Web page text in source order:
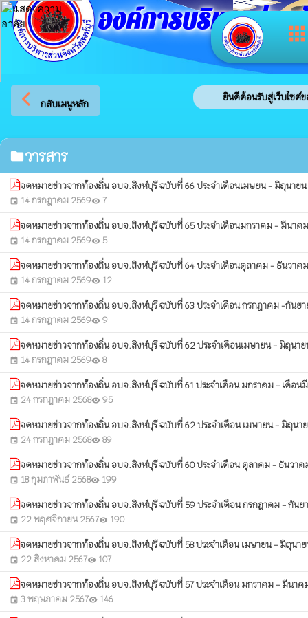
apps
องค์การบริหารส่วน
arrow_back_ios กลับเมนูหลัก
ยินดีต้อนรับสู่เว็บไซต์ข
folderวารสาร
จดหมายข่าวจากท้องถิ่น อบจ.สิงห์บุรี ฉบับที่ 66 ประจำเดือนเมษยน - มิถุนาย
event 14 กรกฎาคม 2569visibility 7
จดหมายข่าวจากท้องถิ่น อบจ.สิงห์บุรี ฉบับที่ 65 ประจำเดือนมกราคม - มีนาค
event 14 กรกฎาคม 2569visibility 5
จดหมายข่าวจากท้องถิ่น อบจ.สิงห์บุรี ฉบับที่ 64 ประจำเดือนตุลาคม - ธันวาค
event 14 กรกฎาคม 2569visibility 12
จดหมายข่าวจากท้องถิ่น อบจ.สิงห์บุรี ฉบับที่ 63 ประจำเดือน กรกฎาคม -กันยา
event 14 กรกฎาคม 2569visibility 9
จดหมายข่าวจากท้องถิ่น อบจ.สิงห์บุรี ฉบับที่ 62 ประจำเดือนเมษายน - มิถุนาย
event 14 กรกฎาคม 2569visibility 8
จดหมายข่าวจากท้องถิ่น อบจ.สิงห์บุรี ฉบับที่ 61 ประจำเดือน มกราคม - เดือน
event 24 กรกฎาคม 2568visibility 95
จดหมายข่าวจากท้องถิ่น อบจ.สิงห์บุรี ฉบับที่ 62 ประจำเดือน เมษายน - มิถุนา
event 24 กรกฎาคม 2568visibility 89
จดหมายข่าวจากท้องถิ่น อบจ.สิงห์บุรี ฉบับที่ 60 ประจำเดือน ตุลาคม - ธันวาค
event 18 กุมภาพันธ์ 2568visibility 199
จดหมายข่าวจากท้องถิ่น อบจ.สิงห์บุรี ฉบับที่ 59 ประจำเดือน กรกฎาคม - กันย
event 22 พฤศจิกายน 2567visibility 190
จดหมายข่าวจากท้องถิ่น อบจ.สิงห์บุรี ฉบับที่ 58 ประจำเดือน เมษายน - มิถุนา
event 22 สิงหาคม 2567visibility 107
จดหมายข่าวจากท้องถิ่น อบจ.สิงห์บุรี ฉบับที่ 57 ประจำเดือน มกราคม - มีนาค
event 3 พฤษภาคม 2567visibility 146